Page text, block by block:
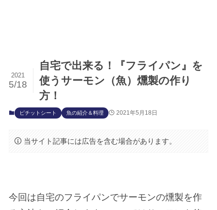
自宅で出来る！『フライパン』を
使うサーモン（魚）燻製の作り
方！
2021
5/18
ピチットシート 魚の紹介＆料理 2021年5月18日
当サイト記事には広告を含む場合があります。
今回は自宅のフライパンでサーモンの燻製を作